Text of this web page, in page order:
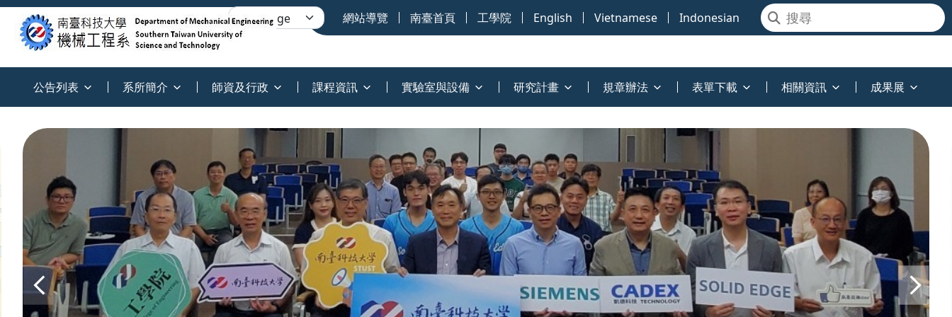
網站導覽 南臺首頁 工學院 English Vietnamese Indonesian
公告列表 系所簡介 師資及行政 課程資訊 實驗室與設備 研究計畫 規章辦法 表單下載 相關資訊 成果展